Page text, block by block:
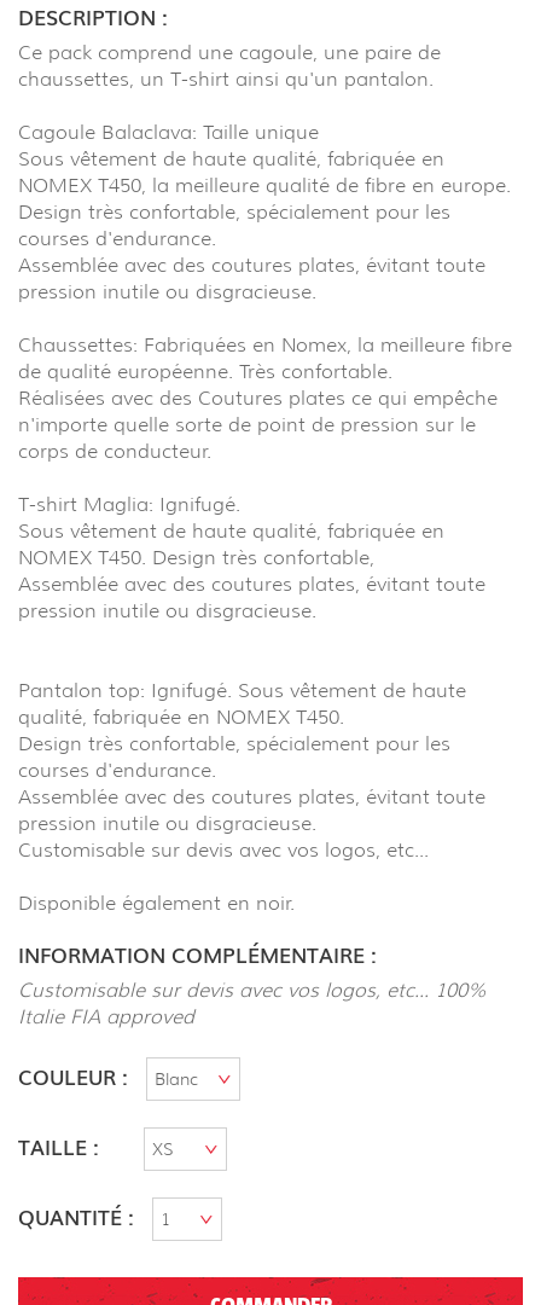
DESCRIPTION :
Ce pack comprend une cagoule, une paire de
chaussettes, un T-shirt ainsi qu'un pantalon.
Cagoule Balaclava: Taille unique
Sous vêtement de haute qualité, fabriquée en
NOMEX T450, la meilleure qualité de fibre en europe.
Design très confortable, spécialement pour les
courses d'endurance.
Assemblée avec des coutures plates, évitant toute
pression inutile ou disgracieuse.
Chaussettes: Fabriquées en Nomex, la meilleure fibre
de qualité européenne. Très confortable.
Réalisées avec des Coutures plates ce qui empêche
n'importe quelle sorte de point de pression sur le
corps de conducteur.
T-shirt Maglia: Ignifugé.
Sous vêtement de haute qualité, fabriquée en
NOMEX T450. Design très confortable,
Assemblée avec des coutures plates, évitant toute
pression inutile ou disgracieuse.
Pantalon top: Ignifugé. Sous vêtement de haute
qualité, fabriquée en NOMEX T450.
Design très confortable, spécialement pour les
courses d'endurance.
Assemblée avec des coutures plates, évitant toute
pression inutile ou disgracieuse.
Customisable sur devis avec vos logos, etc...
Disponible également en noir.
INFORMATION COMPLÉMENTAIRE :
Customisable sur devis avec vos logos, etc... 100%
Italie FIA approved
COULEUR :
TAILLE :
QUANTITÉ :